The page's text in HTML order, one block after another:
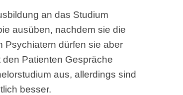
an das Studium
ausüben, nachdem sie die
Psychiatern dürfen sie aber
Patienten Gespräche
aus, allerdings sind
besser.